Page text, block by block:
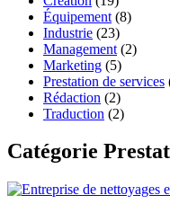
Équipement (8)
Industrie (23)
Management (2)
Marketing (5)
Prestation de services
Rédaction (2)
Traduction (2)
Catégorie